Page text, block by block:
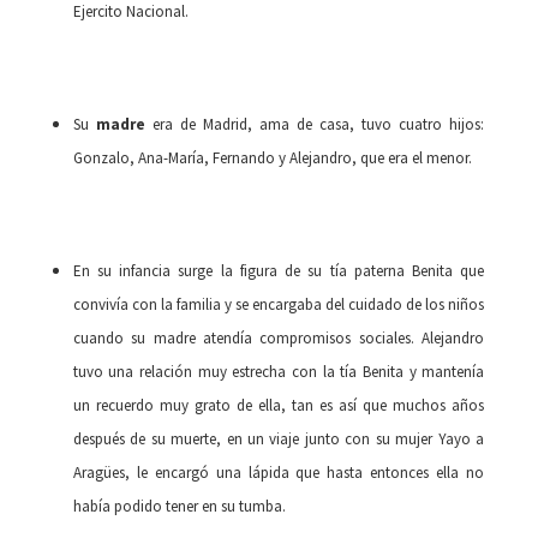
Ejercito Nacional.
Su madre era de Madrid, ama de casa, tuvo cuatro hijos:
Gonzalo, Ana-María, Fernando y Alejandro, que era el menor.
En su infancia surge la figura de su tía paterna Benita que
convivía con la familia y se encargaba del cuidado de los niños
cuando su madre atendía compromisos sociales. Alejandro
tuvo una relación muy estrecha con la tía Benita y mantenía
un recuerdo muy grato de ella, tan es así que muchos años
después de su muerte, en un viaje junto con su mujer Yayo a
Aragües, le encargó una lápida que hasta entonces ella no
había podido tener en su tumba.